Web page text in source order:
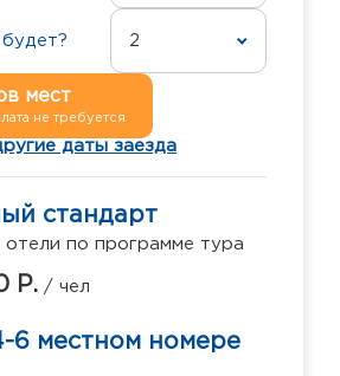
2
мест
не требуется
даты заезда
стандарт
отели по программе тура
Р. / чел
6 местном номере